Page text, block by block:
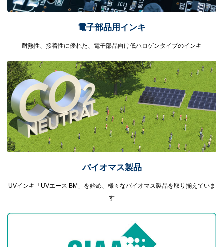
電子部品用インキ
耐熱性、接着性に優れた、電子部品向け低ハロゲンタイプのインキ
バイオマス製品
UVインキ「UVエース BM」を始め、様々なバイオマス製品を取り揃えていま
す